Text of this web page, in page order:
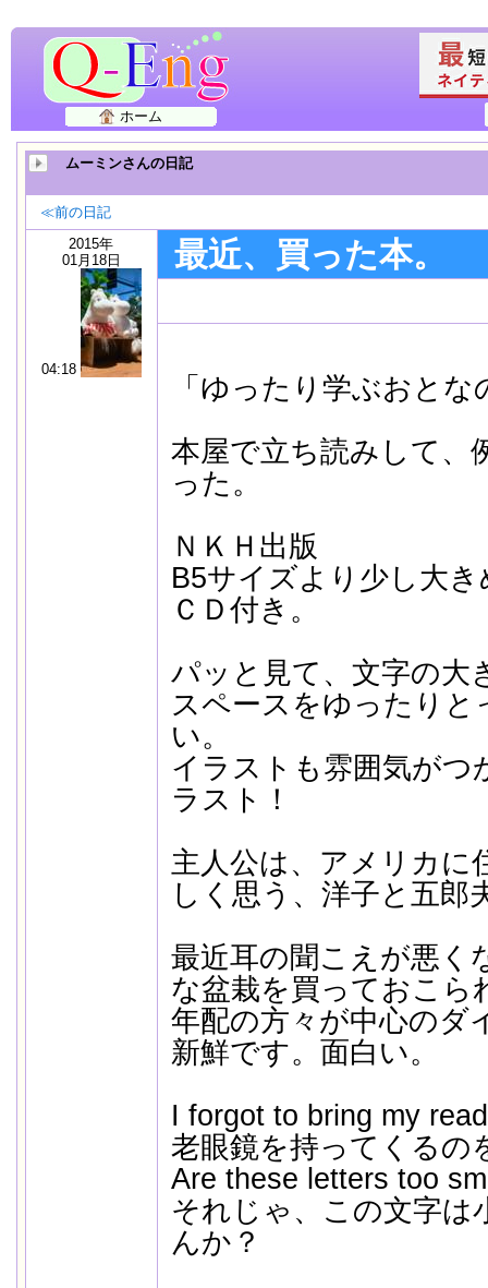
ホーム
ムーミンさんの日記
≪前の日記
2015年
01月18日
04:18
最近、買った本。
「ゆったり学ぶおと
本屋で立ち読みして、
った。
ＮＫＨ出版
B5サイズより少し大き
ＣＤ付き。
パッと見て、文字の大
スペースをゆったりと
い。
イラストも雰囲気がつ
ラスト！
主人公は、アメリカに
しく思う、洋子と五郎
最近耳の聞こえが悪く
な盆栽を買っておこら
年配の方々が中心のダ
新鮮です。面白い。
I forgot to bring my
老眼鏡を持ってくるの
Are these letters too
それじゃ、この文字は
んか？